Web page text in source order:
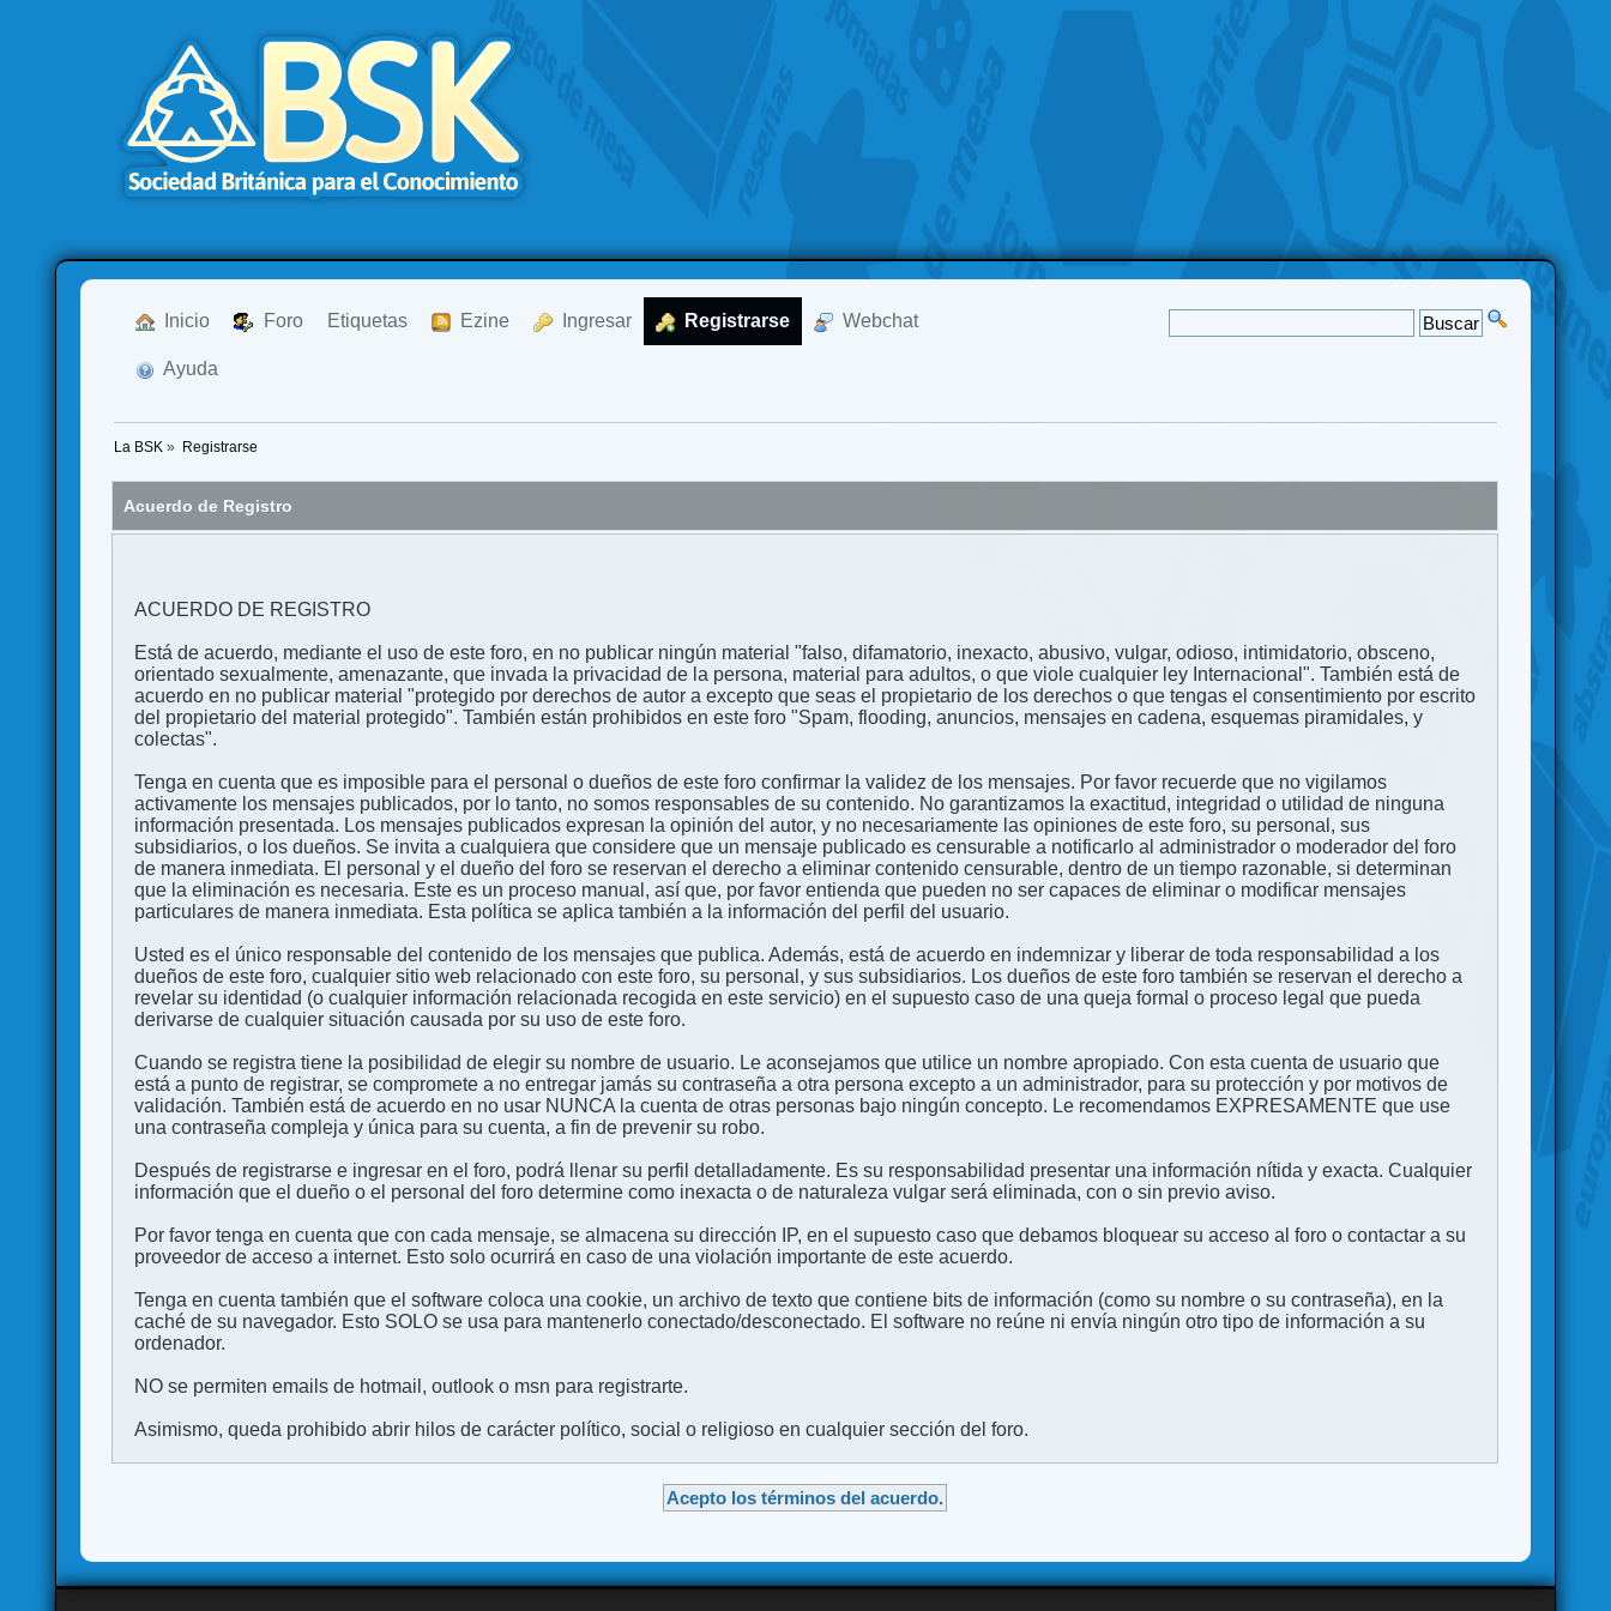
Inicio Foro Etiquetas Ezine Ingresar Registrarse Webchat
Ayuda
La BSK » Registrarse
Acuerdo de Registro
ACUERDO DE REGISTRO
Está de acuerdo, mediante el uso de este foro, en no publicar ningún material "falso, difamatorio, inexacto, abusivo, vulgar, odioso, intimidatorio, obsceno,
orientado sexualmente, amenazante, que invada la privacidad de la persona, material para adultos, o que viole cualquier ley Internacional". También está de
acuerdo en no publicar material "protegido por derechos de autor a excepto que seas el propietario de los derechos o que tengas el consentimiento por escrito
del propietario del material protegido". También están prohibidos en este foro "Spam, flooding, anuncios, mensajes en cadena, esquemas piramidales, y
colectas".
Tenga en cuenta que es imposible para el personal o dueños de este foro confirmar la validez de los mensajes. Por favor recuerde que no vigilamos
activamente los mensajes publicados, por lo tanto, no somos responsables de su contenido. No garantizamos la exactitud, integridad o utilidad de ninguna
información presentada. Los mensajes publicados expresan la opinión del autor, y no necesariamente las opiniones de este foro, su personal, sus
subsidiarios, o los dueños. Se invita a cualquiera que considere que un mensaje publicado es censurable a notificarlo al administrador o moderador del foro
de manera inmediata. El personal y el dueño del foro se reservan el derecho a eliminar contenido censurable, dentro de un tiempo razonable, si determinan
que la eliminación es necesaria. Este es un proceso manual, así que, por favor entienda que pueden no ser capaces de eliminar o modificar mensajes
particulares de manera inmediata. Esta política se aplica también a la información del perfil del usuario.
Usted es el único responsable del contenido de los mensajes que publica. Además, está de acuerdo en indemnizar y liberar de toda responsabilidad a los
dueños de este foro, cualquier sitio web relacionado con este foro, su personal, y sus subsidiarios. Los dueños de este foro también se reservan el derecho a
revelar su identidad (o cualquier información relacionada recogida en este servicio) en el supuesto caso de una queja formal o proceso legal que pueda
derivarse de cualquier situación causada por su uso de este foro.
Cuando se registra tiene la posibilidad de elegir su nombre de usuario. Le aconsejamos que utilice un nombre apropiado. Con esta cuenta de usuario que
está a punto de registrar, se compromete a no entregar jamás su contraseña a otra persona excepto a un administrador, para su protección y por motivos de
validación. También está de acuerdo en no usar NUNCA la cuenta de otras personas bajo ningún concepto. Le recomendamos EXPRESAMENTE que use
una contraseña compleja y única para su cuenta, a fin de prevenir su robo.
Después de registrarse e ingresar en el foro, podrá llenar su perfil detalladamente. Es su responsabilidad presentar una información nítida y exacta. Cualquier
información que el dueño o el personal del foro determine como inexacta o de naturaleza vulgar será eliminada, con o sin previo aviso.
Por favor tenga en cuenta que con cada mensaje, se almacena su dirección IP, en el supuesto caso que debamos bloquear su acceso al foro o contactar a su
proveedor de acceso a internet. Esto solo ocurrirá en caso de una violación importante de este acuerdo.
Tenga en cuenta también que el software coloca una cookie, un archivo de texto que contiene bits de información (como su nombre o su contraseña), en la
caché de su navegador. Esto SOLO se usa para mantenerlo conectado/desconectado. El software no reúne ni envía ningún otro tipo de información a su
ordenador.
NO se permiten emails de hotmail, outlook o msn para registrarte.
Asimismo, queda prohibido abrir hilos de carácter político, social o religioso en cualquier sección del foro.